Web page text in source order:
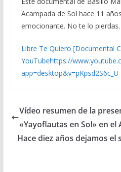
Acampada de Sol hace 11
emocionante. No te lo pierdas.
Libre Te Quiero [Documental
YouTubehttps://
app=desktop&v=pKpsd2S6c_U
Vídeo resumen de la
«Yayoflautas en Sol» en el
Hace diez años dejamos el